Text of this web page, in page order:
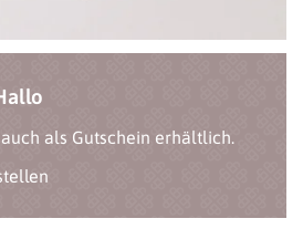
als Gutschein erhältlich.